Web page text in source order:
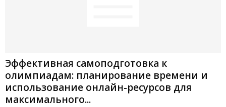
Эффективная самоподготовка к
олимпиадам: планирование времени и
использование онлайн-ресурсов для
максимального...